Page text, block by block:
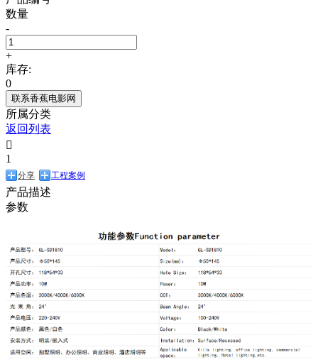
数量
-
+
库存:
0
联系香蕉电影网
所属分类
返回列表

1
分享 工程案例
产品描述
参数